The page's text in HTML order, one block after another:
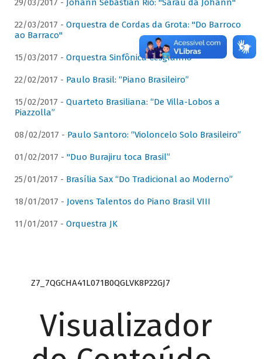
29/03/2017 - Johann Sebastian Rio: "Sarau da Johann"
22/03/2017 - Orquestra de Cordas da Grota: "Do Barroco
ao Barraco"
15/03/2017 - Orquestra Sinfônica Cesgranrio
22/02/2017 - Paulo Brasil: “Piano Brasileiro”
15/02/2017 - Quarteto Brasiliana: “De Villa-Lobos a
Piazzolla”
08/02/2017 - Paulo Santoro: “Violoncelo Solo Brasileiro”
01/02/2017 - "Duo Burajiru toca Brasil”
25/01/2017 - Brasília Sax “Do Tradicional ao Moderno”
18/01/2017 - Jovens Talentos do Piano Brasil VIII
11/01/2017 - Orquestra JK
Z7_7QGCHA41L071B0QGLVK8P22GJ7
Visualizador